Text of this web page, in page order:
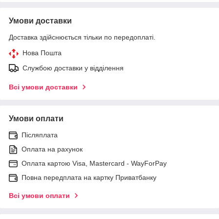
Умови доставки
Доставка здійснюється тільки по передоплаті.
Нова Пошта
Службою доставки у відділення
Всі умови доставки
Умови оплати
Післяплата
Оплата на рахунок
Оплата картою Visa, Mastercard - WayForPay
Повна передплата на картку Приватбанку
Всі умови оплати